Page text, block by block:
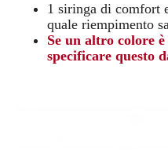
1 siringa di comfort
quale riempimento
Se un altro colore
specificare questo